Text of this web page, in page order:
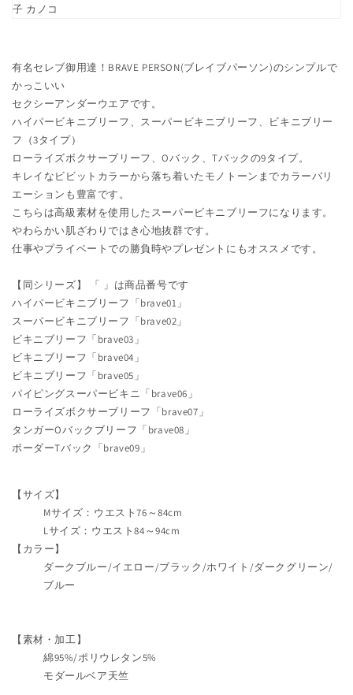
シ
着
(M・
L)
(BRAVE
PERSON)IT[m1112n]
(在
庫
限
り)
の
数
を
減
ら
す
着
L)
(BRAVE
PERSON)IT[m1112n]
庫
限
り)
の
数
を
増
や
す
有名セレブ御用達！BRAVE PERSON(ブレイブパーソン)のシンプルで
かっこいい
セクシーアンダーウエアです。
ハイパービキニブリーフ、スーパービキニブリーフ、ビキニブリー
フ（3タイプ）
ローライズボクサーブリーフ、Oバック、Tバックの9タイプ。
キレイなビビットカラーから落ち着いたモノトーンまでカラーバリ
エーションも豊富です。
こちらは高級素材を使用したスーパービキニブリーフになります。
やわらかい肌ざわりではき心地抜群です。
仕事やプライベートでの勝負時やプレゼントにもオススメです。
【同シリーズ】 「 」は商品番号です
ハイパービキニブリーフ「brave01」
スーパービキニブリーフ「brave02」
ビキニブリーフ「brave03」
ビキニブリーフ「brave04」
ビキニブリーフ「brave05」
パイピングスーパービキニ「brave06」
ローライズボクサーブリーフ「brave07」
タンガーOバックブリーフ「brave08」
ボーダーTバック「brave09」
【サイズ】
Mサイズ：ウエスト76～84cm
Lサイズ：ウエスト84～94cm
【カラー】
ダークブルー/イエロー/ブラック/ホワイト/ダークグリーン/
ブルー
【素材・加工】
綿95%/ポリウレタン5%
モダールベア天竺